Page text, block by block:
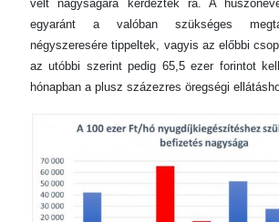
vélt nagyságára kérdeztek rá. A
egyaránt a valóban szükséges
négyszeresére tippeltek, vagyis az előbbi
az utóbbi szerint pedig 65,5 ezer forintot
hónapban a plusz százezres öregségi